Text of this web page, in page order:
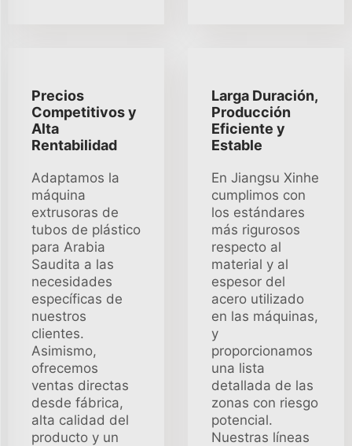
Precios
Competitivos y
Alta
Rentabilidad
Adaptamos la
máquina
extrusoras de
tubos de plástico
para Arabia
Saudita a las
necesidades
específicas de
nuestros
clientes.
Asimismo,
ofrecemos
ventas directas
desde fábrica,
alta calidad del
producto y un
Larga Duración,
Producción
Eficiente y
Estable
En Jiangsu Xinhe
cumplimos con
los estándares
más rigurosos
respecto al
material y al
espesor del
acero utilizado
en las máquinas,
y
proporcionamos
una lista
detallada de las
zonas con riesgo
potencial.
Nuestras líneas